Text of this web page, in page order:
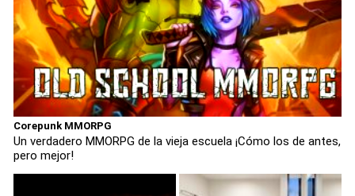
Corepunk MMORPG
Un verdadero MMORPG de la vieja escuela ¡Cómo los de antes,
pero mejor!